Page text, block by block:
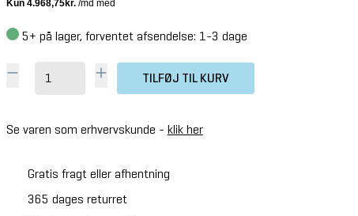
5+ på lager, forventet afsendelse: 1-3 dage
TILFØJ TIL KURV
Se varen som erhvervskunde - klik her
Gratis fragt eller afhentning
365 dages returret